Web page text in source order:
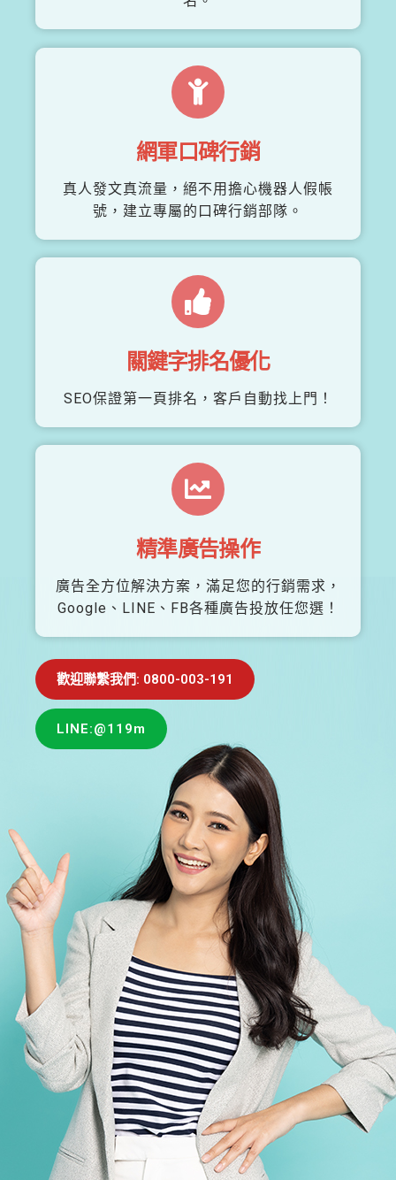
網軍口碑行銷
真人發文真流量，絕不用擔心機器人假帳
號，建立專屬的口碑行銷部隊。
關鍵字排名優化
SEO保證第一頁排名，客戶自動找上門！
精準廣告操作
廣告全方位解決方案，滿足您的行銷需求，
Google、LINE、FB各種廣告投放任您選！
歡迎聯繫我們: 0800-003-191
LINE:@119m